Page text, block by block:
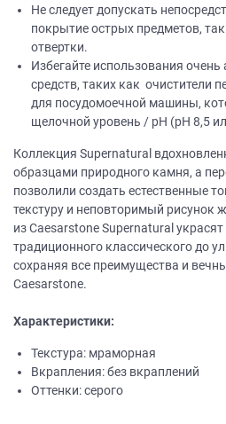
Не следует допускать
покрытие острых предметов,
отвертки.
Избегайте использования
средств, таких как очистители
для посудомоечной машины,
щелочной уровень / рН (рН 8,5
Коллекция Supernatural
образцами природного камня, а
позволили создать естественные
текстуру и неповторимый рисунок
из Caesarstone Supernatural
традиционного классического до
сохраняя все преимущества и
Caesarstone.
Характеристики:
Текстура: мраморная
Вкрапления: без вкраплений
Оттенки: серого